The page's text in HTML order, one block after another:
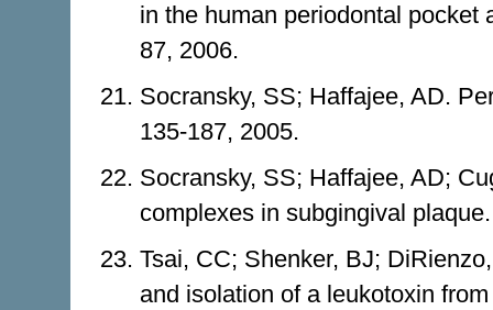
in the human periodontal pocket
87, 2006.
Socransky, SS; Haffajee, AD.
135-187, 2005.
Socransky, SS; Haffajee, AD;
complexes in subgingival
Tsai, CC; Shenker, BJ;
and isolation of a leukotoxin